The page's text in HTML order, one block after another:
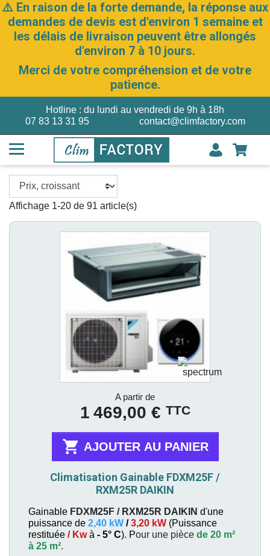
⚠️ En raison de la forte demande, la réponse aux
demandes de devis est d'environ 1 semaine et
les délais de livraison peuvent être allongés
d'environ 7 à 10 jours.
Merci de votre compréhension et de votre
patience.
07 83 13 31 95
Hotline : du lundi au vendredi de 9h à 18h
contact@climfactory.com
Affichage 1-20 de 91 article(s)
A partir de
1 469,00 € TTC
 AJOUTER AU PANIER
Climatisation Gainable FDXM25F /
RXM25R DAIKIN
Gainable FDXM25F / RXM25R DAIKIN d'une
puissance de 2,40 kW /3,20 kW (Puissance
restituée / Kwà - 5° C). Pour une pièce de 20 m²
à 25 m².